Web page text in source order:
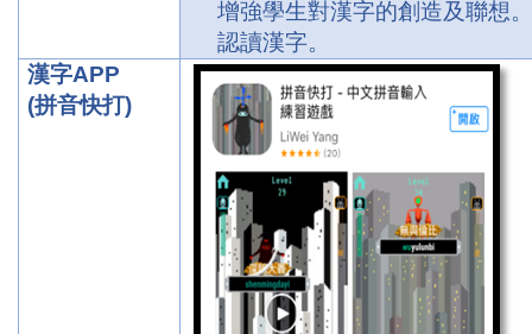
增強學生對漢字的創造及聯想
認讀漢字。
漢字APP
(拼音快打)